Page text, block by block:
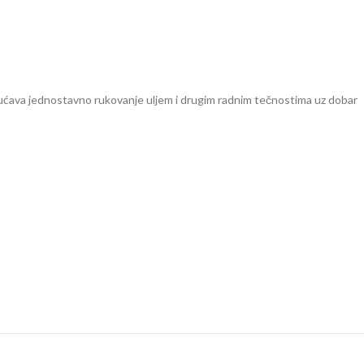
jednostavno rukovanje uljem i drugim radnim tečnostima uz dobar